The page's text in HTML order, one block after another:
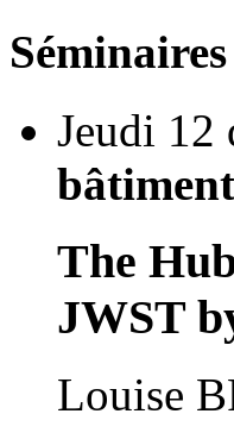
Séminaires
Jeudi 12
The
JWST
Louise